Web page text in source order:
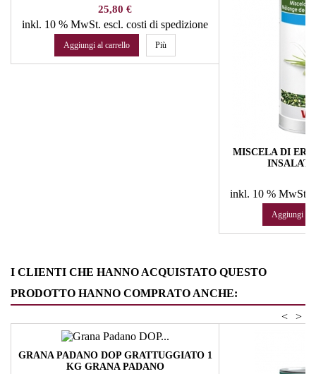
KOELLN
Prezzo
25,80 €
inkl. 10 % MwSt. escl. costi di spedizione
Aggiungi al carrello Più
MISCELA DI
inkl. 10 % MwSt.
Aggiungi al
I CLIENTI CHE HANNO ACQUISTATO QUESTO
PRODOTTO HANNO COMPRATO ANCHE:
>
<
GRANA PADANO DOP GRATTUGGIATO 1
KG GRANA PADANO